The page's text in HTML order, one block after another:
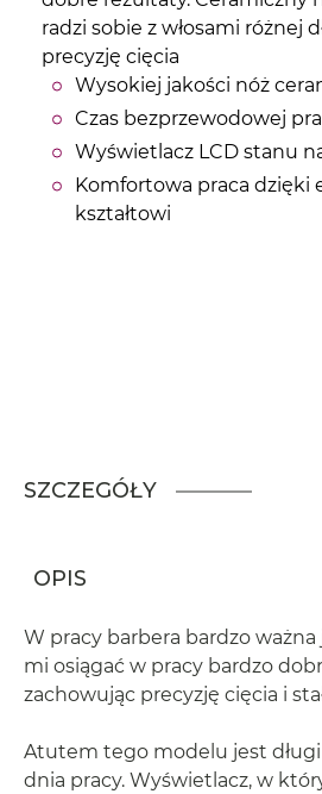
radzi sobie z włosami różnej
precyzję cięcia
Wysokiej jakości nóż
Czas bezprzewodowej
Wyświetlacz LCD stanu
Komfortowa praca
kształtowi
SZCZEGÓŁY
OPIS
W pracy barbera bardzo
mi osiągać w pracy bardzo
zachowując precyzję cięcia i
Atutem tego modelu jest długi
dnia pracy. Wyświetlacz, w